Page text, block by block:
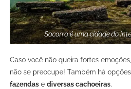
Socorro é uma cidade do
Caso você não queira fortes
não se preocupe! Também há
fazendas e diversas cachoeiras.